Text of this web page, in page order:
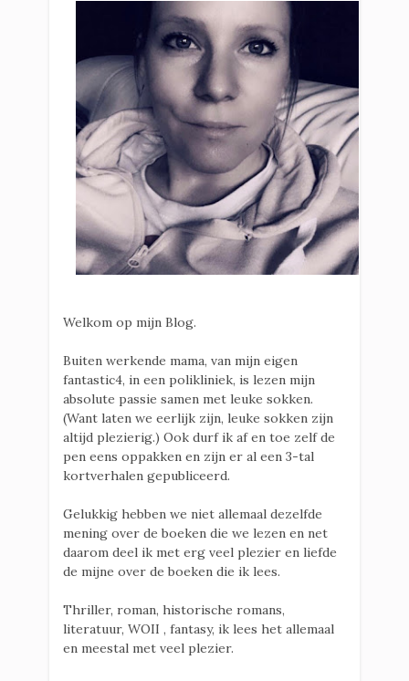
Welkom op mijn Blog.
Buiten werkende mama, van mijn eigen
fantastic4, in een polikliniek, is lezen mijn
absolute passie samen met leuke sokken.
(Want laten we eerlijk zijn, leuke sokken zijn
altijd plezierig.) Ook durf ik af en toe zelf de
pen eens oppakken en zijn er al een 3-tal
kortverhalen gepubliceerd.
Gelukkig hebben we niet allemaal dezelfde
mening over de boeken die we lezen en net
daarom deel ik met erg veel plezier en liefde
de mijne over de boeken die ik lees.
Thriller, roman, historische romans,
literatuur, WOII , fantasy, ik lees het allemaal
en meestal met veel plezier.